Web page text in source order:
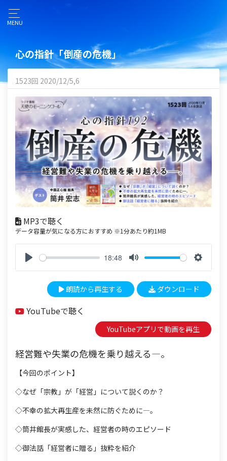
MENU
心の指針「倒産の危機」
1523回 2020/12/5,6
MP3で聴く
データ容量が気になる方におすすめ ※1分あたり約1MB
18:48
t
e
t
n
g
朗読から再生する ダウンロード
YouTubeで聴く
YouTubeアプリで動画を再生
経営難や失業の危機を乗り越える―。
【今回のポイント】
◇なぜ「宗教」が「経営」について説くのか？
◇不幸の拡大再生産を未然に防ぐために―。
◇筒井館長が実感した、経営者の時のエピソード
◇御法話「経営者に贈る」抜粋を紹介